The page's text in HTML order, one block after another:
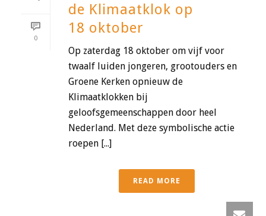
0
de Klimaatklok op
18 oktober
Op zaterdag 18 oktober om vijf voor
twaalf luiden jongeren, grootouders en
Groene Kerken opnieuw de
Klimaatklokken bij
geloofsgemeenschappen door heel
Nederland. Met deze symbolische actie
roepen [...]
READ MORE